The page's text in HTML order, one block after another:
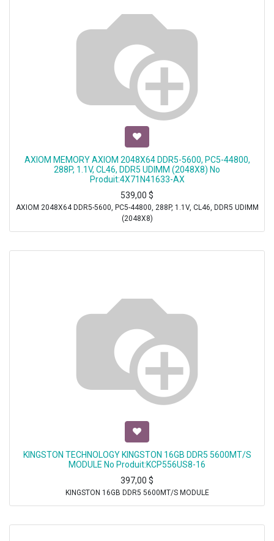
AXIOM MEMORY AXIOM 2048X64 DDR5-5600, PC5-44800,
288P, 1.1V, CL46, DDR5 UDIMM (2048X8) No
Produit:4X71N41633-AX
539,00 $
AXIOM 2048X64 DDR5-5600, PC5-44800, 288P, 1.1V, CL46, DDR5 UDIMM
(2048X8)
KINGSTON TECHNOLOGY KINGSTON 16GB DDR5 5600MT/S
MODULE No Produit:KCP556US8-16
397,00 $
KINGSTON 16GB DDR5 5600MT/S MODULE